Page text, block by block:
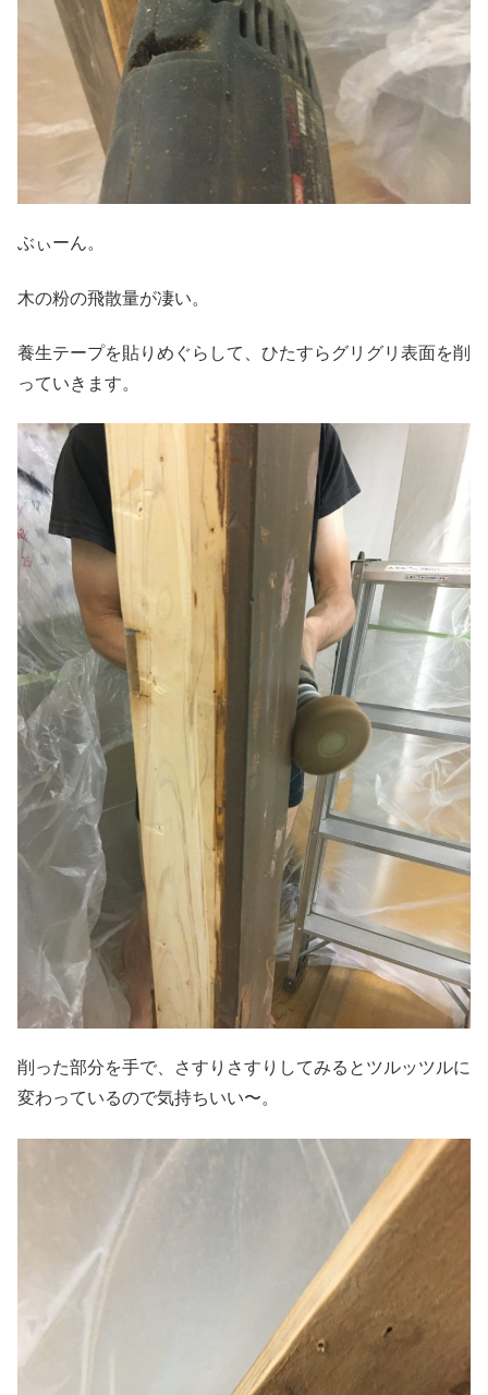
ぶぃーん。
木の粉の飛散量が凄い。
養生テープを貼りめぐらして、ひたすらグリグリ表面を削
っていきます。
削った部分を手で、さすりさすりしてみるとツルッツルに
変わっているので気持ちいい〜。